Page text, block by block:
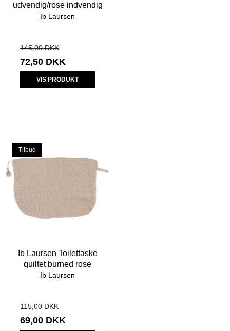
udvendig/rose indvendig
Ib Laursen
145,00 DKK
72,50 DKK
VIS PRODUKT
Tilbud
Ib Laursen Toilettaske
quiltet burned rose
Ib Laursen
115,00 DKK
69,00 DKK